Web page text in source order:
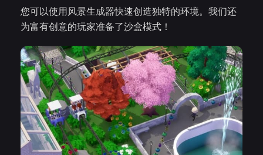
您可以使用风景生成器快速创造独特的环境。我们还
为富有创意的玩家准备了沙盒模式！